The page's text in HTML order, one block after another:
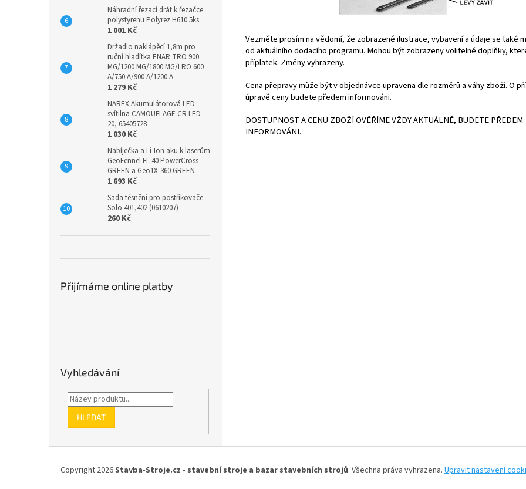
Náhradní řezací drát k řezačce
polystyrenu Polyrez H610 5ks
1 001 Kč
Držadlo naklápěcí 1,8m pro
ruční hladítka ENAR TRO 900
MG/1200 MG/1800 MG/LRO 600
A/750 A/900 A/1200 A
1 279 Kč
NAREX Akumulátorová LED
svítilna CAMOUFLAGE CR LED
20, 65405728
1 030 Kč
Nabíječka a Li-Ion aku k laserům
GeoFennel FL 40 PowerCross
GREEN a Geo1X-360 GREEN
1 693 Kč
Sada těsnění pro postřikovače
Solo 401,402 (0610207)
260 Kč
Přijímáme online platby
Vyhledávání
HLEDAT
Vezměte prosím na vědomí, že zobrazené ilustrace, vybavení a údaje se také
od aktuálního dodacího programu. Mohou být zobrazeny volitelné doplňky,
příplatek. Změny vyhrazeny.
Cena přepravy může býtv objednávce upravena dle rozměrů a váhy zboží. O
úpravě ceny budete předem informováni.
DOSTUPNOST A CENU ZBOŽÍOVĚŘÍME VŽDY AKTUÁLNĚ, BUDETE PŘEDEM
INFORMOVÁNI.
Copyright 2026Stavba-Stroje.cz - stavební stroje a bazar stavebních strojů. Všechna práva vyhrazena. Upravit nastavení